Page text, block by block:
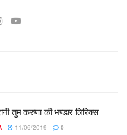
तुम करुणा की भण्डार लिरिक्स
11/06/2019 0